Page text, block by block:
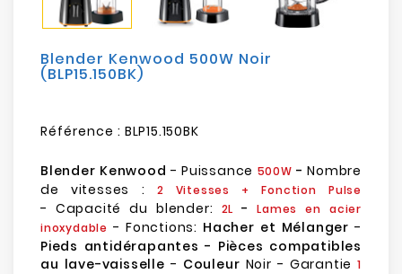
Mobilités
Blender Kenwood 500W Noir
(BLP15.150BK)
Référence : BLP15.150BK
Blender Kenwood - Puissance 500W -Nombre
de vitesses :
2 Vitesses + Fonction Pulse
- Capacité du blender: 2L -Lames en acier
inoxydable - Fonctions: Hacher et Mélanger -
Pieds antidérapantes - Pièces compatibles
au lave-vaisselle - Couleur Noir - Garantie1